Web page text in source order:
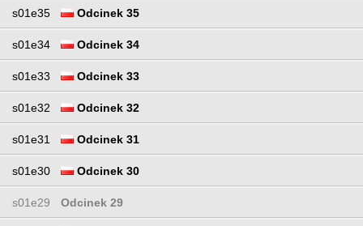
s01e35 Odcinek 35
s01e34 Odcinek 34
s01e33 Odcinek 33
s01e32 Odcinek 32
s01e31 Odcinek 31
s01e30 Odcinek 30
s01e29 Odcinek 29